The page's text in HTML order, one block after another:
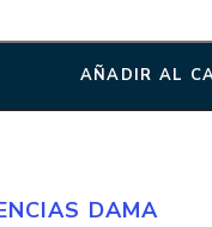
AÑADIR AL
DAMA